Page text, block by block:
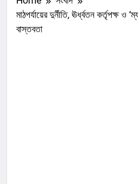
মাঠপর্যায়ের দুর্নীতি, ঊর্ধ্বতন কর্তৃপক্ষ
বাস্তবতা